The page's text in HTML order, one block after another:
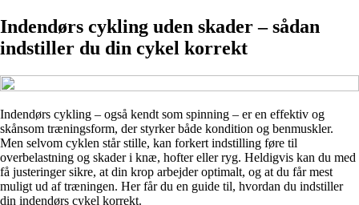
Indendørs cykling uden skader – sådan
indstiller du din cykel korrekt
Indendørs cykling – også kendt som spinning – er en effektiv og
skånsom træningsform, der styrker både kondition og benmuskler.
Men selvom cyklen står stille, kan forkert indstilling føre til
overbelastning og skader i knæ, hofter eller ryg. Heldigvis kan du med
få justeringer sikre, at din krop arbejder optimalt, og at du får mest
muligt ud af træningen. Her får du en guide til, hvordan du indstiller
din indendørs cykel korrekt.